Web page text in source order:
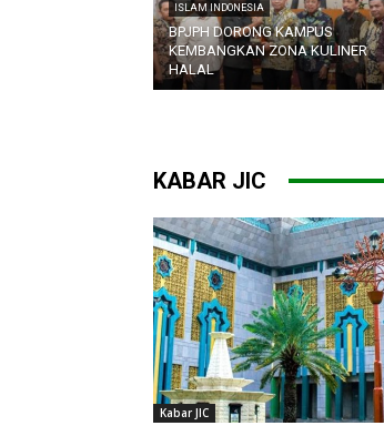
ISLAM INDONESIA
BPJPH DORONG KAMPUS
KEMBANGKAN ZONA KULINER
HALAL
KABAR JIC
Kabar JIC